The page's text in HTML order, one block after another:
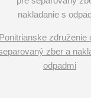
Ponitrianske združenie
zber a
odpadmi